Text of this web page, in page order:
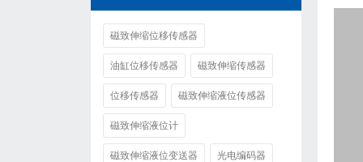
磁致伸缩位移传感器
油缸位移传感器 磁致伸缩传感器
位移传感器 磁致伸缩液位传感器
磁致伸缩液位计
磁致伸缩液位变送器 光电编码器